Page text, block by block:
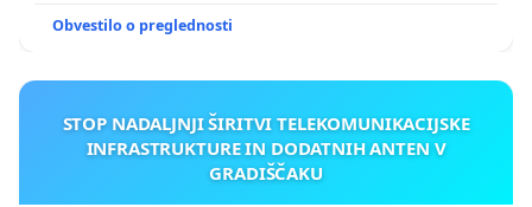
Obvestilo o preglednosti
STOP NADALJNJI ŠIRITVI TELEKOMUNIKACIJSKE
INFRASTRUKTURE IN DODATNIH ANTEN V
GRADIŠČAKU